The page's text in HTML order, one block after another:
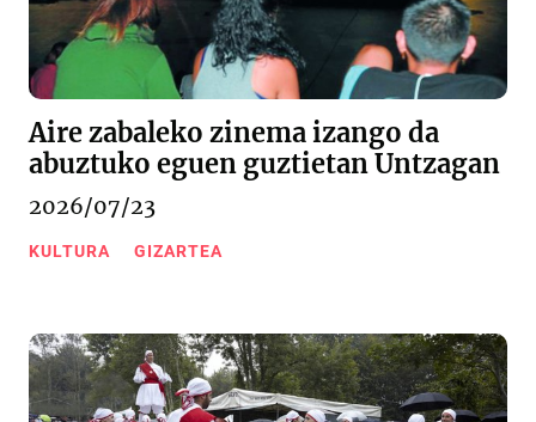
Aire zabaleko zinema izango da
abuztuko eguen guztietan Untzagan
2026/07/23
KULTURA GIZARTEA